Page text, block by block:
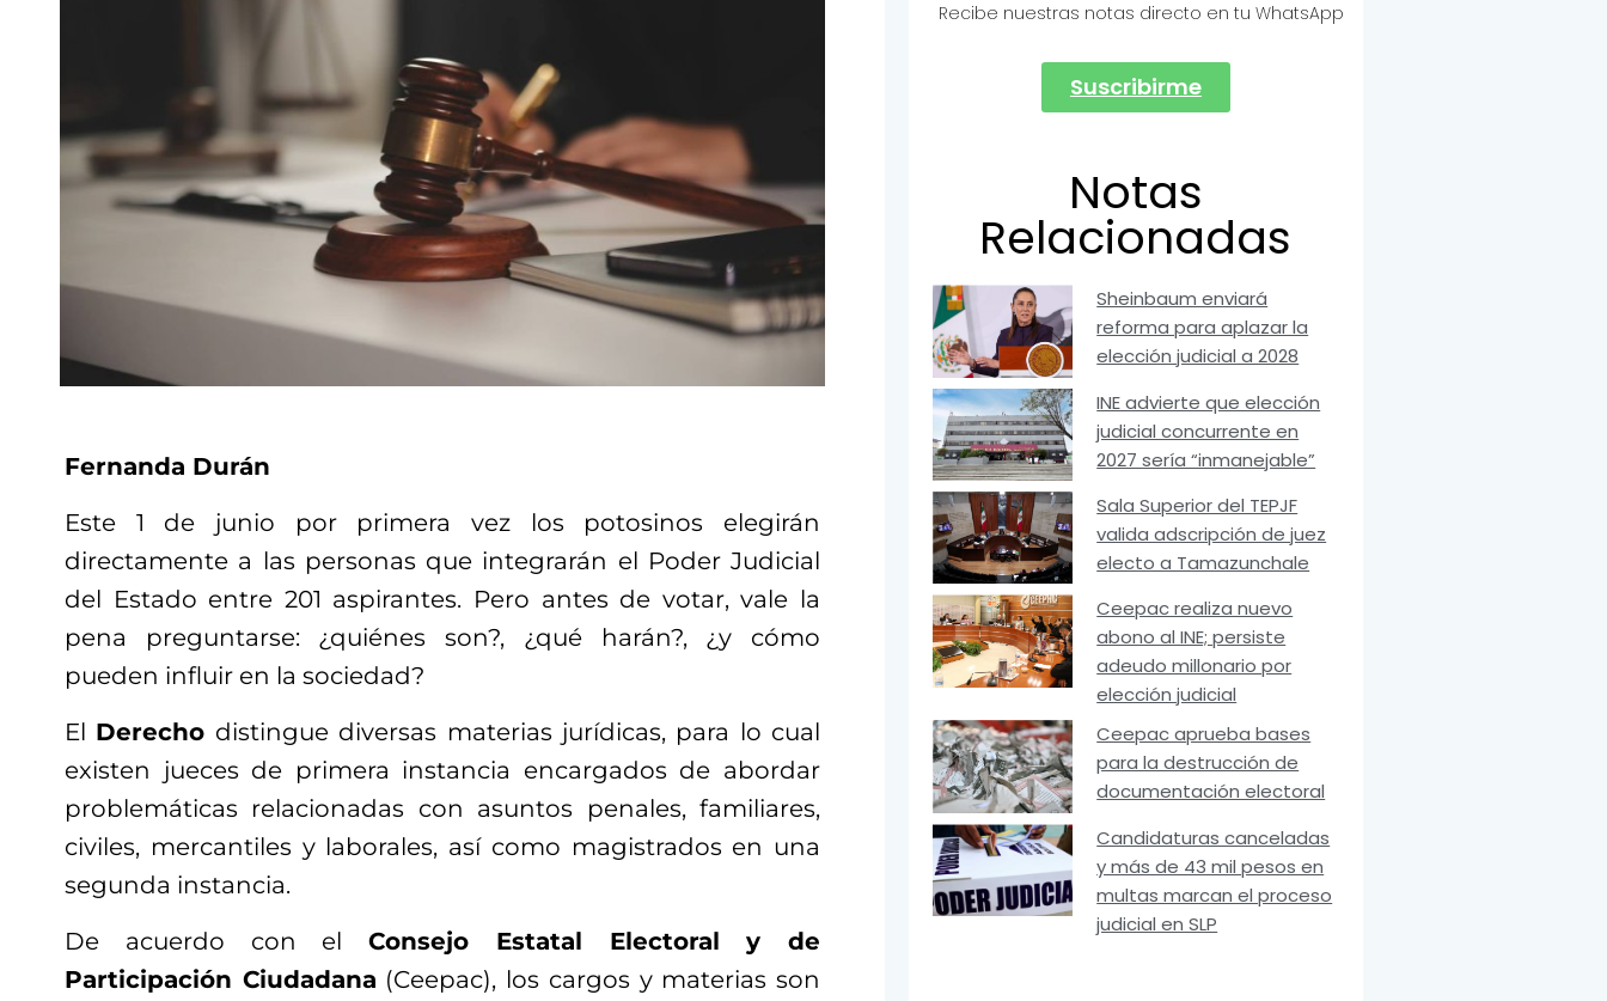
Fernanda Durán
Este 1 de junio por primera vez los potosinos elegirán
directamente a las personas que integrarán el Poder Judicial
del Estado entre 201 aspirantes. Pero antes de votar, vale la
pena preguntarse: ¿quiénes son?, ¿qué harán?, ¿y cómo
pueden influir en la sociedad?
El Derecho distingue diversas materias jurídicas, para lo cual
existen jueces de primera instancia encargados de abordar
problemáticas relacionadas con asuntos penales, familiares,
civiles, mercantiles y laborales, así como magistrados en una
segunda instancia.
De acuerdo con el Consejo Estatal Electoral y de
Participación Ciudadana (Ceepac), los cargos y materias son
Recibe nuestras notas directo en tu WhatsApp
Suscribirme
Notas
Relacionadas
Sheinbaum enviará
reforma para aplazar la
elección judicial a 2028
INE advierte que elección
judicial concurrente en
2027 sería “inmanejable”
Sala Superior del TEPJF
valida adscripción de juez
electo a Tamazunchale
Ceepac realiza nuevo
abono al INE; persiste
adeudo millonario por
elección judicial
Ceepac aprueba bases
para la destrucción de
documentación electoral
Candidaturas canceladas
y más de 43 mil pesos en
multas marcan el proceso
judicial en SLP